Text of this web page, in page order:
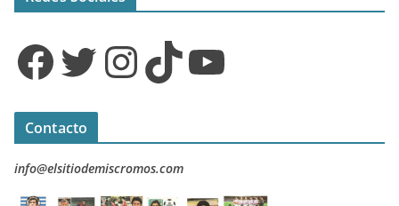
Facebook Twitter InstagramTikTok YouTube
Contacto
info@elsitiodemiscromos.com